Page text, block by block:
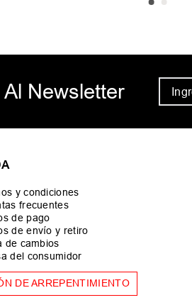
Newsletter
y condiciones
frecuentes
de pago
de envío y retiro
de cambios
del consumidor
DE ARREPENTIMIENTO